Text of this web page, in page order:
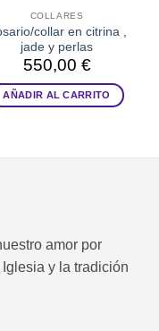
COLLARES
collar en citrina ,
jade y perlas
550,00 €
AÑADIR AL CARRITO
amor por
y la tradición